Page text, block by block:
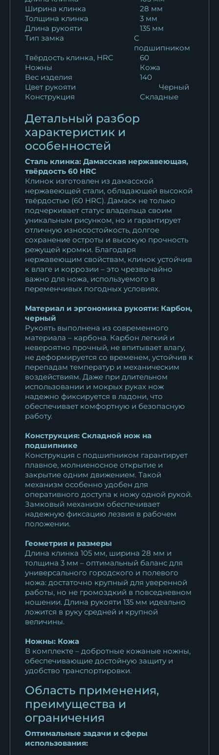
Ширина клинка
28 мм
Толщина клинка
3 мм
Длина рукояти
135 мм
Тип замка
С
подшипником
Твёрдость клинка, HRC
60
Ножны
Кожа
Вес изделия
140
Цвет рукояти
Черный
Конструкция
Складные
Детальный разбор
характеристик и
особенностей
Сталь клинка: Дамасская нержавеющая,
твёрдость 60 HRC
Клинок изготовлен из дамасской
нержавеющей стали, обладающей высокой
твёрдостью (60 HRC). Дамаск не только
подчеркивает статус владельца своим
уникальным рисунком, но и гарантирует
отличную износостойкость, долгое
сохранение остроты и высокую прочность
режущей кромки. Благодаря
нержавеющим свойствам, клинок устойчив
к влаге и коррозии – это чрезвычайно
важно для ножа, используемого в
переменчивых погодных условиях.
Материал и эргономика рукояти: Карбон,
черный
Рукоять выполнена из современного
материала – карбона. Карбон легкий и
невероятно прочный, не впитывает влагу,
не деформируется со временем, устойчив к
перепадам температур и механическим
воздействиям. Даже при длительном
использовании и мокрых руках нож
надежно фиксируется в ладони, что
обеспечивает комфортную и безопасную
работу.
Конструкция: Складной нож на
подшипнике
Конструкция с подшипником гарантирует
плавное, молниеносное открытие и
закрытие одним движением. Такой
механизм особенно удобен для
оперативного доступа к ножу одной рукой.
Замковый механизм обеспечивает
надежную фиксацию лезвия в рабочем
положении.
Геометрия и размеры
Длина клинка 105 мм, ширина 28 мм и
толщина 3 мм – оптимальный баланс для
универсального городского и полевого
ножа: достаточно крупный для уверенной
работы, но не громоздкий в повседневном
ношении. Длина рукояти 135 мм идеально
ложится в руку средней и крупной
величины.
Ножны: Кожа
В комплекте – добротные кожаные ножны,
обеспечивающие достойную защиту и
удобство транспортировки.
Область применения,
преимущества и
ограничения
Оптимальные задачи и сферы
использования: